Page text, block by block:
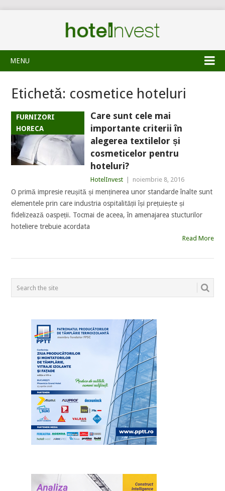
MENU
Etichetă: cosmetice hoteluri
FURNIZORI
HORECA
Care sunt cele mai
importante criterii în
alegerea textilelor și
cosmeticelor pentru
hoteluri?
HotelInvest noiembrie 8, 2016
O primă impresie reușită și menținerea unor standarde înalte sunt
elementele prin care industria ospitalității își prețuiește și
fidelizează oaspeții. Tocmai de aceea, în amenajarea stucturilor
hoteliere trebuie acordata
Read More
POSTS
NAVIGATION